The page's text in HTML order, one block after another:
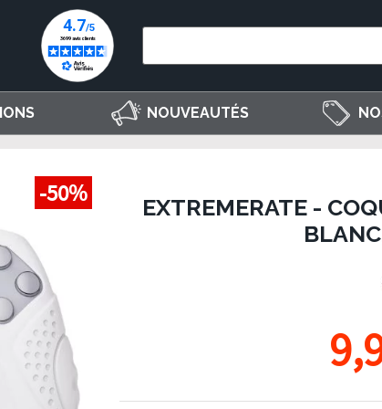
NOUVEAUTÉS
-50%
EXTREMERATE -